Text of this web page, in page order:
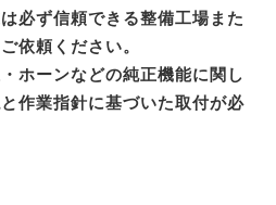
必ず信頼できる整備工場また
依頼ください。
ホーンなどの純正機能に関し
作業指針に基づいた取付が必